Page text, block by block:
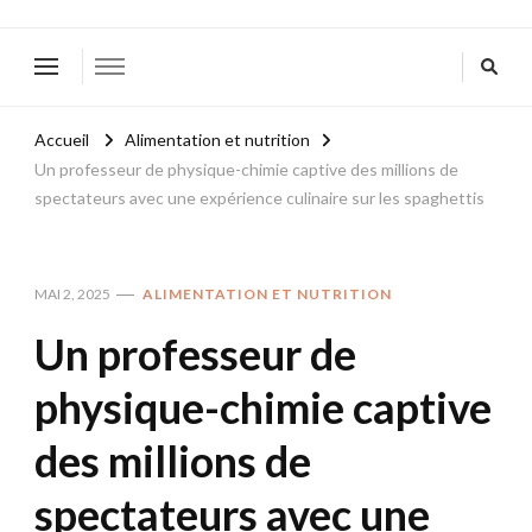
Accueil
Alimentation et nutrition
Un professeur de physique-chimie captive des millions de
spectateurs avec une expérience culinaire sur les spaghettis
MAI 2, 2025 ALIMENTATION ET NUTRITION
Un professeur de
physique-chimie captive
des millions de
spectateurs avec une